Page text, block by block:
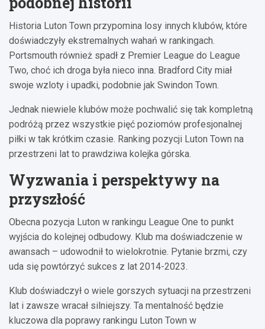
Historia Luton Town przypomina losy innych klubów, które
doświadczyły ekstremalnych wahań w rankingach.
Portsmouth również spadł z Premier League do League
Two, choć ich droga była nieco inna. Bradford City miał
swoje wzloty i upadki, podobnie jak Swindon Town.
Jednak niewiele klubów może pochwalić się tak kompletną
podróżą przez wszystkie pięć poziomów profesjonalnej
piłki w tak krótkim czasie. Ranking pozycji Luton Town na
przestrzeni lat to prawdziwa kolejka górska.
Wyzwania i perspektywy na
przyszłość
Obecna pozycja Luton w rankingu League One to punkt
wyjścia do kolejnej odbudowy. Klub ma doświadczenie w
awansach – udowodnił to wielokrotnie. Pytanie brzmi, czy
uda się powtórzyć sukces z lat 2014-2023.
Klub doświadczył o wiele gorszych sytuacji na przestrzeni
lat i zawsze wracał silniejszy. Ta mentalność będzie
kluczowa dla poprawy rankingu Luton Town w